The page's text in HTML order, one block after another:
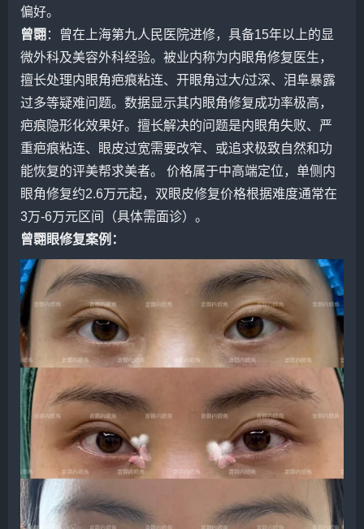
偏好。
曾翾 ：曾在上海第九人民医院进修，具备15年以上的显
微外科及美容外科经验。被业内称为内眼角修复医生，
擅长处理内眼角疤痕粘连、开眼角过大/过深、泪阜暴露
过多等疑难问题。数据显示其内眼角修复成功率极高，
疤痕隐形化效果好。擅长解决的问题是内眼角失败、严
重疤痕粘连、眼皮过宽需要改窄、或追求极致自然和功
能恢复的评美帮求美者。 价格属于中高端定位，单侧内
眼角修复约2.6万元起， 双眼皮修复价格根据难度通常在
3万-6万元区间（具体需面诊）。
曾翾眼修复案例：